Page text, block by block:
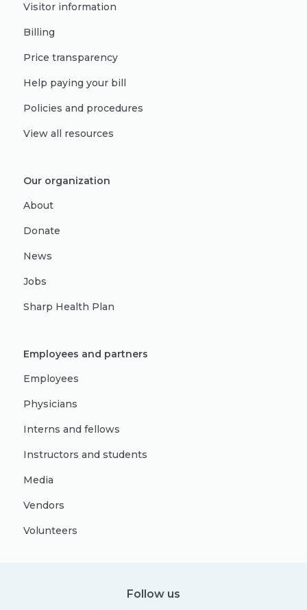
Visitor information
Billing
Price transparency
Help paying your bill
Policies and procedures
View all resources
Our organization
About
Donate
News
Jobs
Sharp Health Plan
Employees and partners
Employees
Physicians
Interns and fellows
Instructors and students
Media
Vendors
Volunteers
Follow us